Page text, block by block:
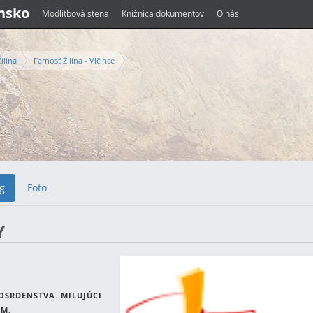
Modlitbová stena Knižnica dokumentov O nás
Farnosť Žilina - Vlčince
Foto
MILUJÚCI